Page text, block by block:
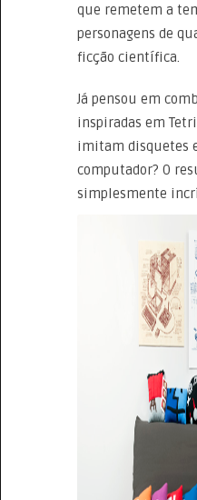
que remetem a
personagens de
ficção científica.
Já pensou em
inspiradas em
imitam disquetes
computador? O
simplesmente